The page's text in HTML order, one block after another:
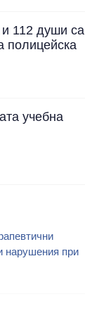
и 112 души са
полицейска
учебна
нарушения при